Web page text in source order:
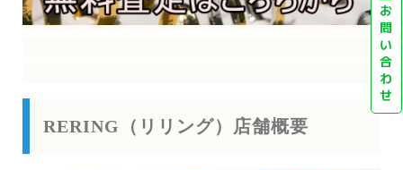
RERING（リリング）店舗概要
お
問
い
合
わ
せ